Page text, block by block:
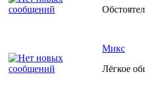
Микс
Лёгкое